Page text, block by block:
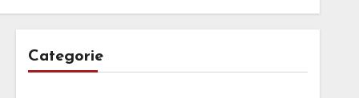
Categorie